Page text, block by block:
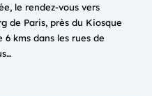
le rendez-vous vers
de Paris, près du Kiosque
kms dans les rues de